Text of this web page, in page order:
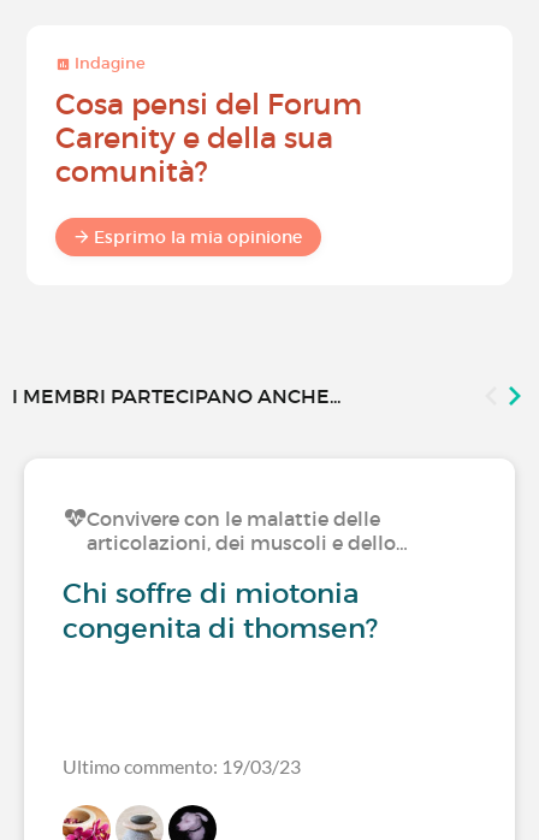
Indagine
Cosa pensi del Forum
Carenity e della sua
comunità?
Esprimo la mia opinione
I MEMBRI PARTECIPANO ANCHE...
Convivere con le malattie delle
articolazioni, dei muscoli e dello…
Chi soffre di miotonia
congenita di thomsen?
Ultimo commento: 19/03/23